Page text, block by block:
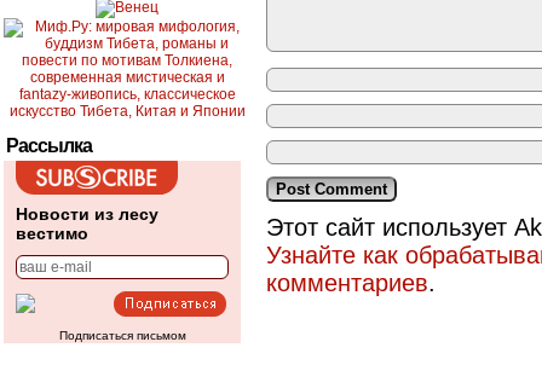
Рассылка
Новости из лесу
вестимо
Подписаться письмом
Этот сайт использует
Узнайте как
комментариев.